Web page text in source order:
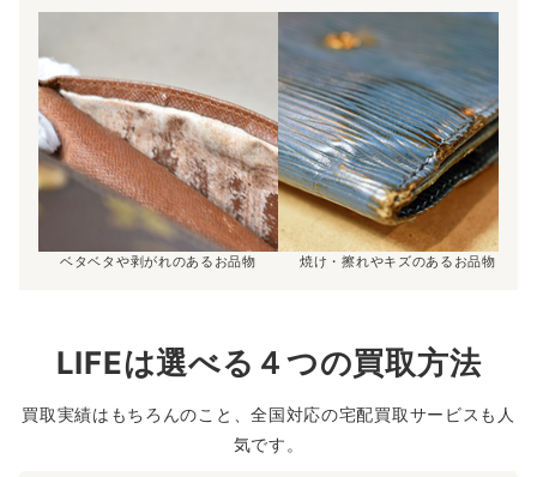
ベタベタや剥がれのあるお品物 焼け・擦れやキズのあるお品物
LIFEは選べる４つの買取方法
買取実績はもちろんのこと、全国対応の宅配買取サービスも人
気です。